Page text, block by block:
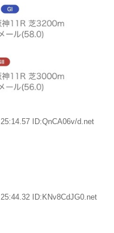
ID:QnCA06v/d.net
ID:KNv8CdJG0.net